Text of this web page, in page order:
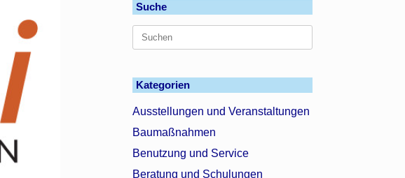
Suche
Suchen
Kategorien
Ausstellungen und Veranstaltungen
Baumaßnahmen
Benutzung und Service
Beratung und Schulungen